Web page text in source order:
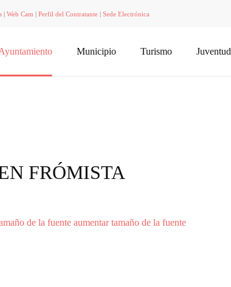
Web Cam Perfil del Contratante Sede Electrónica
Municipio Turismo Juventud
FRÓMISTA
de la fuente aumentar tamaño de la fuente